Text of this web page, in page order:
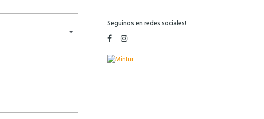
Seguinos en redes sociales!